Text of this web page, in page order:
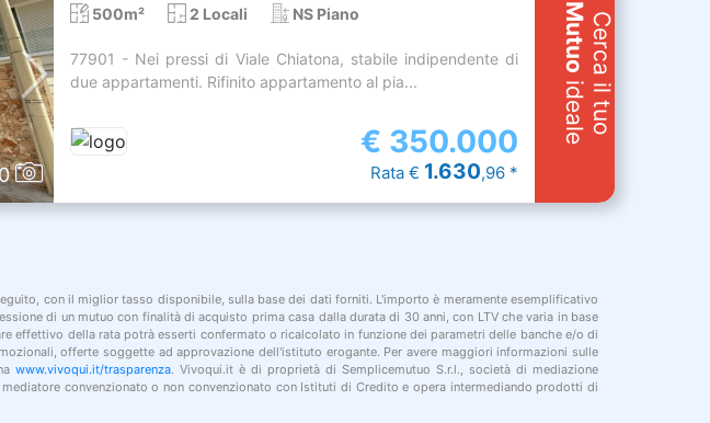
500m² 2 Locali NS Piano
77901 - Nei pressi di Viale Chiatona, stabile indipendente di
due appartamenti. Rifinito appartamento al pia...
€ 350.000
Rata € 1.630,96 *
Cerca il tuo
Mutuo
ideale
con il miglior tasso disponibile, sulla base dei dati forniti. L'importo è meramente esemplificativo
di un mutuo con finalità di acquisto prima casa dalla durata di 30 anni, con LTV che varia in base
effettivo della rata potrà esserti confermato o ricalcolato in funzione dei parametri delle banche e/o di
offerte soggette ad approvazione dell'istituto erogante. Per avere maggiori informazioni sulle
www.vivoqui.it/trasparenza. Vivoqui.it è di proprietà di Semplicemutuo S.r.l., società di mediazione
convenzionato o non convenzionato con Istituti di Credito e opera intermediando prodotti di